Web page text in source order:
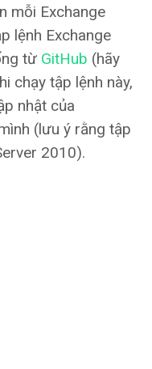
mỗi Exchange
lệnh Exchange
từ GitHub (hãy
chạy tập lệnh này,
nhật của
(lưu ý rằng tập
2010).